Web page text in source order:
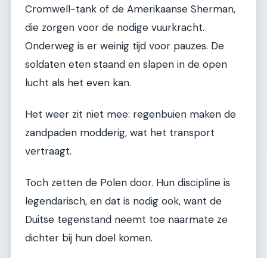
Cromwell-tank of de Amerikaanse Sherman,
die zorgen voor de nodige vuurkracht.
Onderweg is er weinig tijd voor pauzes. De
soldaten eten staand en slapen in de open
lucht als het even kan.
Het weer zit niet mee: regenbuien maken de
zandpaden modderig, wat het transport
vertraagt.
Toch zetten de Polen door. Hun discipline is
legendarisch, en dat is nodig ook, want de
Duitse tegenstand neemt toe naarmate ze
dichter bij hun doel komen.